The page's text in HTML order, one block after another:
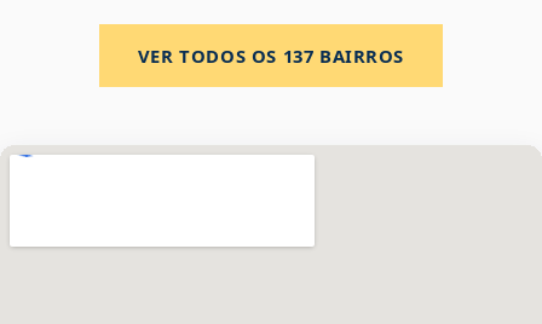
VER TODOS OS 137 BAIRROS